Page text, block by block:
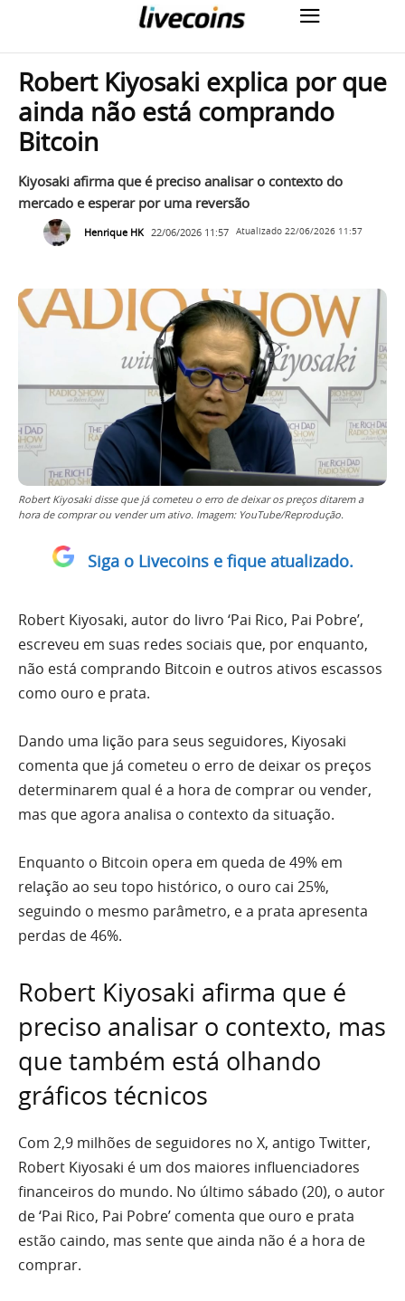
Robert Kiyosaki explica por que
ainda não está comprando
Bitcoin
Kiyosaki afirma que é preciso analisar o contexto do
mercado e esperar por uma reversão
Henrique HK 22/06/2026 11:57 Atualizado 22/06/2026 11:57
Robert Kiyosaki disse que já cometeu o erro de deixar os preços ditarem a
hora de comprar ou vender um ativo. Imagem: YouTube/Reprodução.
Siga o Livecoins e fique atualizado.
Robert Kiyosaki, autor do livro ‘Pai Rico, Pai Pobre’,
escreveu em suas redes sociais que, por enquanto,
não está comprando Bitcoin e outros ativos escassos
como ouro e prata.
Dando uma lição para seus seguidores, Kiyosaki
comenta que já cometeu o erro de deixar os preços
determinarem qual é a hora de comprar ou vender,
mas que agora analisa o contexto da situação.
Enquanto o Bitcoin opera em queda de 49% em
relação ao seu topo histórico, o ouro cai 25%,
seguindo o mesmo parâmetro, e a prata apresenta
perdas de 46%.
Robert Kiyosaki afirma que é
preciso analisar o contexto, mas
que também está olhando
gráficos técnicos
Com 2,9 milhões de seguidores no X, antigo Twitter,
Robert Kiyosaki é um dos maiores influenciadores
financeiros do mundo. No último sábado (20), o autor
de ‘Pai Rico, Pai Pobre’ comenta que ouro e prata
estão caindo, mas sente que ainda não é a hora de
comprar.